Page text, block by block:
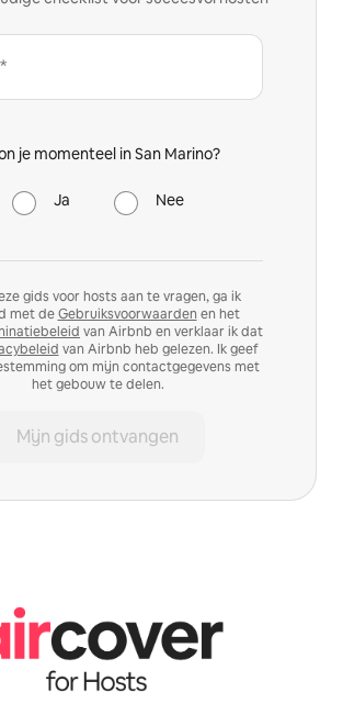
je momenteel in San Marino?
Ja Nee
gids voor hosts aan te vragen, ga ik
met deGebruiksvoorwaarden en het
van Airbnb en verklaar ik dat
van Airbnb heb gelezen. Ik geef
om mijn contactgegevens met
het gebouw te delen.
Mijn gids ontvangen